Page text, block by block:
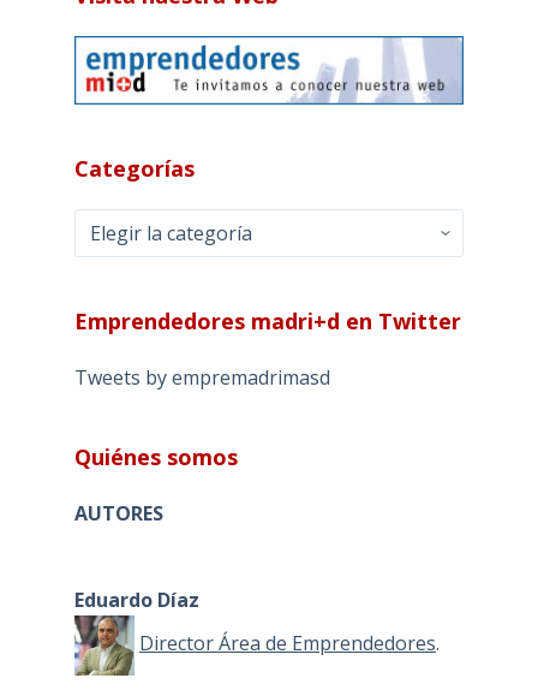
Categorías
Categorías
Emprendedores madri+d en Twitter
Tweets by empremadrimasd
Quiénes somos
AUTORES
Eduardo Díaz
Director Área de Emprendedores.